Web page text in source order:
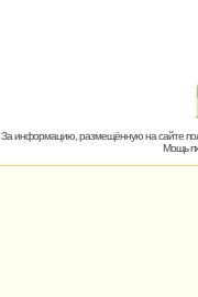
За информацию, размещённую на сайте
Мощь